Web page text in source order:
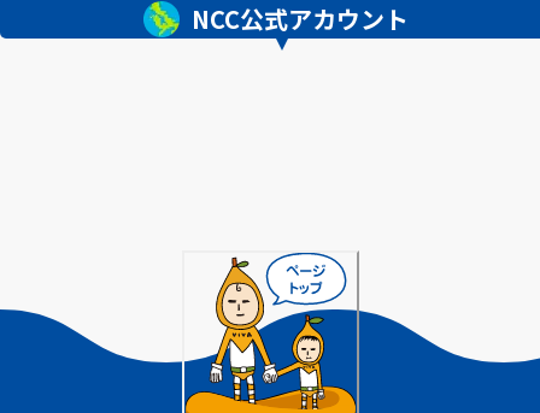
NCC公式アカウント